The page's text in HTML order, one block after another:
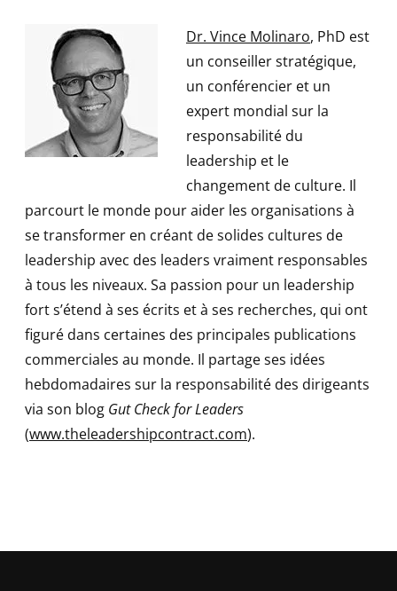
Dr. Vince Molinaro, PhD est
un conseiller stratégique,
un conférencier et un
expert mondial sur la
responsabilité du
leadership et le
changement de culture. Il
parcourt le monde pour aider les organisations à
se transformer en créant de solides cultures de
leadership avec des leaders vraiment responsables
à tous les niveaux. Sa passion pour un leadership
fort s’étend à ses écrits et à ses recherches, qui ont
figuré dans certaines des principales publications
commerciales au monde. Il partage ses idées
hebdomadaires sur la responsabilité des dirigeants
via son blog Gut Check for Leaders
(www.theleadershipcontract.com).